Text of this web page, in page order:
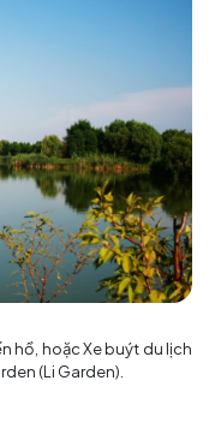
hồ, hoặc Xe buýt du lịch
(Li Garden).